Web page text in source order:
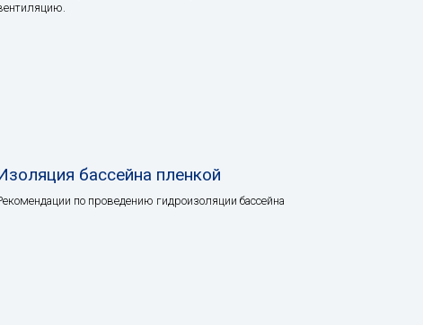
бассейна пленкой
по проведению гидроизоляции бассейна